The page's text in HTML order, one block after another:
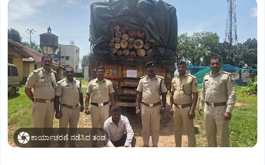
ಕಾರ್ಯಾಚರಣೆ ನಡೆಸಿದ ತಂಡ